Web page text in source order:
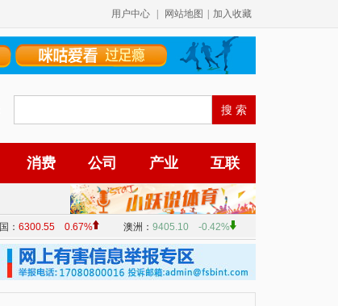
用户中心 网站地图 加入收藏
消费 公司 产业 互联